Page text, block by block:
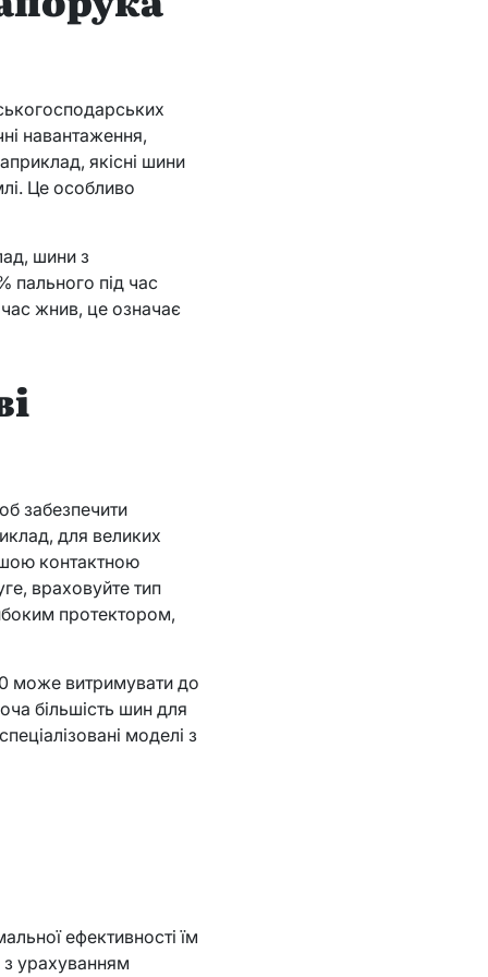
навантаження,
якісні шини
Це особливо
шини з
під час
жнив, це означає
забезпечити
для великих
контактною
враховуйте тип
протектором,
може витримувати до
більшість шин для
моделі з
ефективності їм
з урахуванням